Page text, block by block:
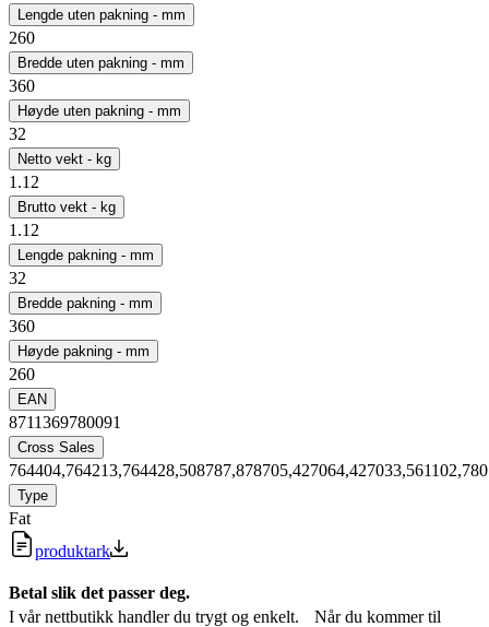
Lengde uten pakning - mm
260
Bredde uten pakning - mm
360
Høyde uten pakning - mm
32
Netto vekt - kg
1.12
Brutto vekt - kg
1.12
Lengde pakning - mm
32
Bredde pakning - mm
360
Høyde pakning - mm
260
EAN
8711369780091
Cross Sales
Type
Fat
produktark
Betal slik det passer deg.
I vår nettbutikk handler du trygt og enkelt. Når du kommer til